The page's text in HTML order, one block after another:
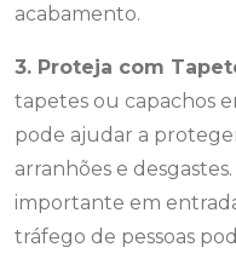
acabamento.
3. Proteja com
tapetes ou capachos
pode ajudar a
arranhões e
importante em
tráfego de pessoas